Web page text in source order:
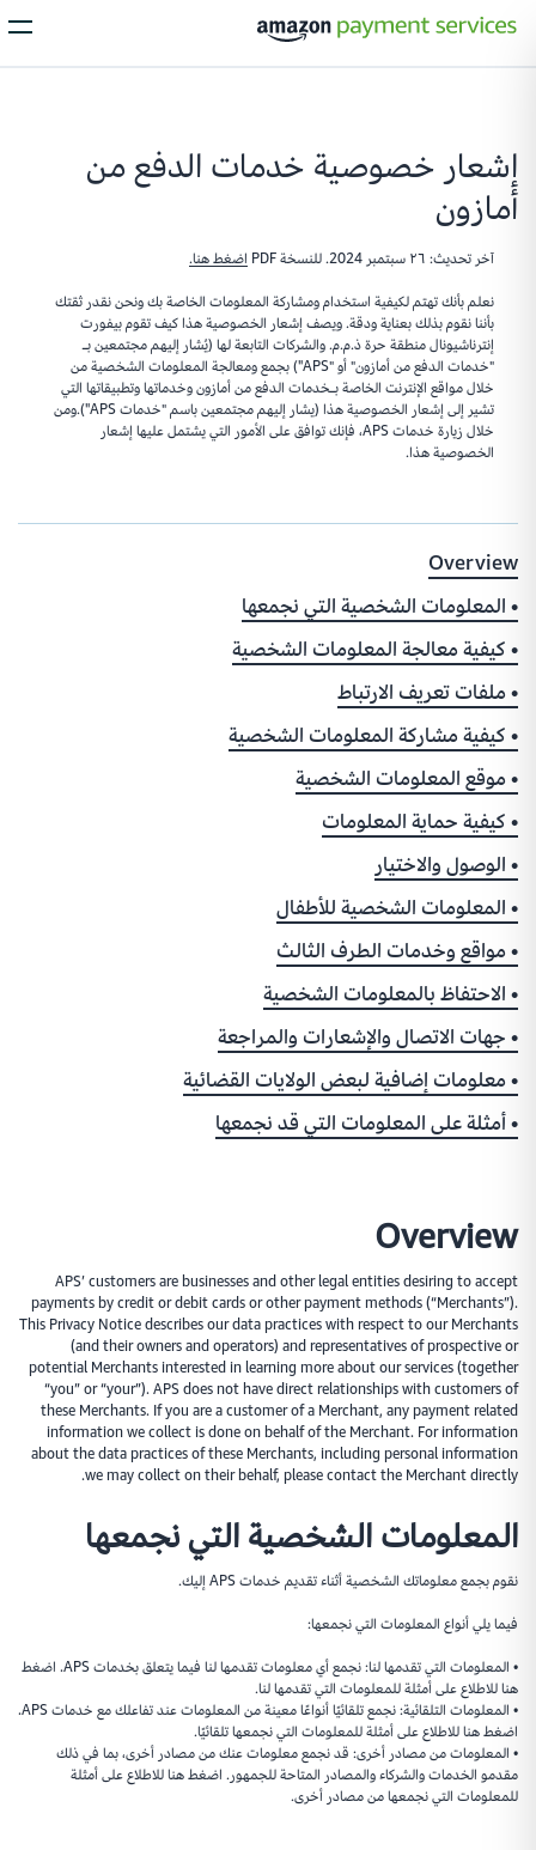
Process Payments
كل ما تحتاجه لمعالجة جميع عمليات الدفع من عملائك
Installments
اجعل عمليات الدفع للمشتريات ذات القيمة الكبيرة أسهل مع الأقساط،
لتتيح لعملائك توزيع تكلفة المشتريات الغالية الثمن مع خطط الدفع المرنة.
الشرق الأوسط وشمال أفريقيا
Buy Now, Pay Later
شبكة بسيطة وآمنة تساعد عملاءك على الحصول
على تمويل قصير المدى لمشترياتهم من الإنترنت.
Insights
تقدّم لك تقارير البيانات رؤية عن
المدفوعات
يمكنك تحصيل المدفوعات من عملائك، حيث يمكنهم الدفع
بالعملات والطرق التي يفضّلونها مع روابط الدفع الذكيّة.
خاصيّة ذكية لتتبّع عمليات الدفع والتي تتيح لك
قياس وإدارة أداء المدفوعات في أي وقت.
Safe
تعامل مع البيانات الحسّاسة بأأمن طريقة ممكنة وفي
نفس الوقت تحسين كل الخدمات في شبكة المدفوعات.
Protect
ابني شبكة مدفوعات محميّة بالكامل وسهلة الاستخدام والتي
ستضمن لك سلامة جميع عمليات الدفع التي تتم على الشبكة.
إشعار خصوصية خدمات الدفع من
أمازون
آخر تحديث: ٢٦ سبتمبر 2024. للنسخة PDF
اضغط هنا.
نعلم بأنك تهتم لكيفية استخدام ومشاركة المعلومات الخاصة بك ونحن نقدر ثقتك
بأننا نقوم بذلك بعناية ودقة. ويصف إشعار الخصوصية هذا كيف تقوم بيفورت
إنترناشيونال منطقة حرة ذ.م.م. والشركات التابعة لها (يُشار إليهم مجتمعين بـ
"خدمات الدفع من أمازون" أو "APS") بجمع ومعالجة المعلومات الشخصية من
خلال مواقع الإنترنت الخاصة بـخدمات الدفع من أمازون وخدماتها وتطبيقاتها التي
تشير إلى إشعار الخصوصية هذا (يشار إليهم مجتمعين باسم "خدمات APS").ومن
خلال زيارة خدمات APS، فإنك توافق على الأمور التي يشتمل عليها إشعار
الخصوصية هذا.
Overview
• المعلومات الشخصية التي نجمعها
• كيفية معالجة المعلومات الشخصية
• ملفات تعريف الارتباط
• كيفية مشاركة المعلومات الشخصية
• موقع المعلومات الشخصية
• كيفية حماية المعلومات
• الوصول والاختيار
• المعلومات الشخصية للأطفال
• مواقع وخدمات الطرف الثالث
• الاحتفاظ بالمعلومات الشخصية
• جهات الاتصال والإشعارات والمراجعة
• معلومات إضافية لبعض الولايات القضائية
• أمثلة على المعلومات التي قد نجمعها
Overview
APS’ customers are businesses and other legal entities desiring to accept
payments by credit or debit cards or other payment methods (“Merchants”).
This Privacy Notice describes our data practices with respect to our Merchants
(and their owners and operators) and representatives of prospective or
potential Merchants interested in learning more about our services (together
“you” or “your”). APS does not have direct relationships with customers of
these Merchants. If you are a customer of a Merchant, any payment related
information we collect is done on behalf of the Merchant. For information
about the data practices of these Merchants, including personal information
we may collect on their behalf, please contact the Merchant directly.
المعلومات الشخصية التي نجمعها
نقوم بجمع معلوماتك الشخصية أثناء تقديم خدمات APS إليك.
فيما يلي أنواع المعلومات التي نجمعها:
• المعلومات التي تقدمها لنا: نجمع أي معلومات تقدمها لنا فيما يتعلق بخدمات APS. اضغط
هنا للاطلاع على أمثلة للمعلومات التي تقدمها لنا.
• المعلومات التلقائية: نجمع تلقائيًا أنواعًا معينة من المعلومات عند تفاعلك مع خدمات APS.
اضغط هنا للاطلاع على أمثلة للمعلومات التي نجمعها تلقائيًا.
• المعلومات من مصادر أخرى: قد نجمع معلومات عنك من مصادر أخرى، بما في ذلك
مقدمو الخدمات والشركاء والمصادر المتاحة للجمهور. اضغط هنا للاطلاع على أمثلة
للمعلومات التي نجمعها من مصادر أخرى.